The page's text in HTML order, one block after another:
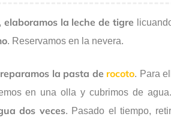
elaboramos la leche de tigre
. Reservamos en la nevera.
la pasta de rocoto. Para
en una olla y cubrimos de agua.
dos veces. Pasado el tiempo,